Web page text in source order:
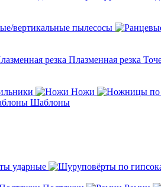
вертикальные пылесосы
Плазменная резка
Ножи
Шаблоны
ударные